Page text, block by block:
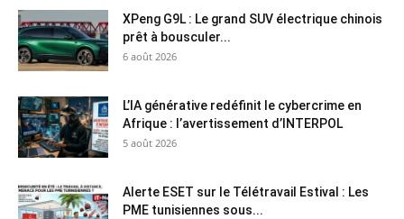
XPeng G9L : Le grand SUV électrique chinois
prêt à bousculer...
6 août 2026
L’IA générative redéfinit le cybercrime en
Afrique : l’avertissement d’INTERPOL
5 août 2026
Alerte ESET sur le Télétravail Estival : Les
PME tunisiennes sous...